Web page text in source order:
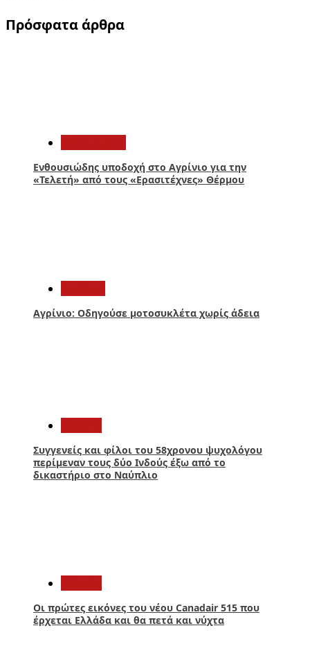
Πρόσφατα άρθρα
Ενθουσιώδης υποδοχή στο Αγρίνιο για την
«Τελετή» από τους «Ερασιτέχνες» Θέρμου
Αγρίνιο: Οδηγούσε μοτοσυκλέτα χωρίς άδεια
Συγγενείς και φίλοι του 58χρονου ψυχολόγου
περίμεναν τους δύο Ινδούς έξω από το
δικαστήριο στο Ναύπλιο
Οι πρώτες εικόνες του νέου Canadair 515 που
έρχεται Ελλάδα και θα πετά και νύχτα